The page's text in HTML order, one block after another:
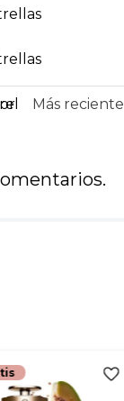
Más reciente